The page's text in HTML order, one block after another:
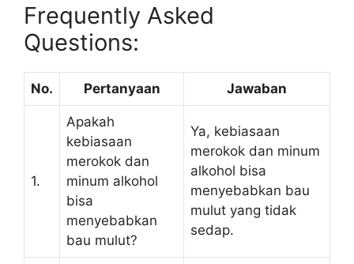
Frequently Asked
Questions:
No. Pertanyaan Jawaban
1.
Apakah
kebiasaan
merokok dan
minum alkohol
bisa
menyebabkan
bau mulut?
Ya, kebiasaan
merokok dan minum
alkohol bisa
menyebabkan bau
mulut yang tidak
sedap.